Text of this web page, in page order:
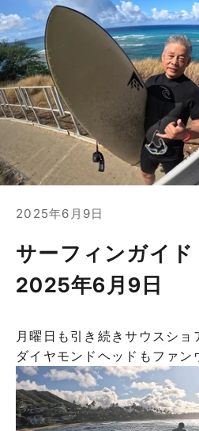
2025年6月9日
サーフィンガイド
2025年6月9日
月曜日も引き続きサウスショ
ダイヤモンドヘッドもファン